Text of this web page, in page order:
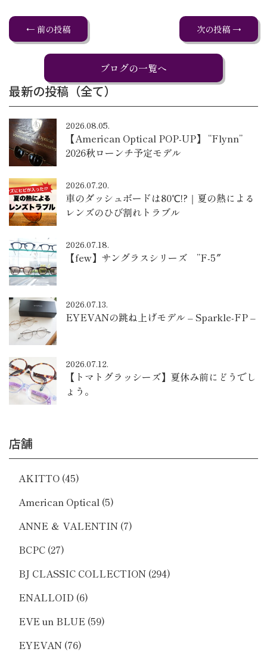
← 前の投稿 次の投稿 →
ブログの一覧へ
最新の投稿（全て）
2026.08.05.
【American Optical POP-UP】 “Flynn”
2026秋ローンチ予定モデル
2026.07.20.
車のダッシュボードは80℃!?｜夏の熱による
レンズのひび割れトラブル
2026.07.18.
【few】サングラスシリーズ ”F-5″
2026.07.13.
EYEVANの跳ね上げモデル – Sparkle-FP –
2026.07.12.
【トマトグラッシーズ】夏休み前にどうでし
ょう。
店舗
AKITTO (45)
American Optical (5)
ANNE ＆ VALENTIN (7)
BCPC (27)
BJ CLASSIC COLLECTION (294)
ENALLOID (6)
EVE un BLUE (59)
EYEVAN (76)